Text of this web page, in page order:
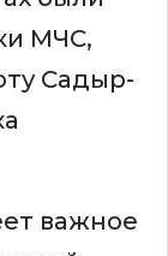
МЧС,
Садыр-
важное